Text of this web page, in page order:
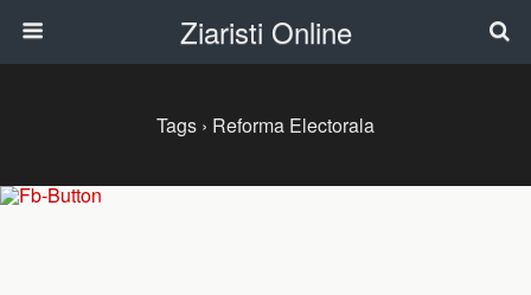
Ziaristi Online
Tags › Reforma Electorala